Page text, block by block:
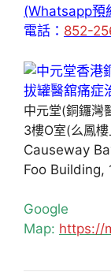
(Whatsapp預
電話： 852-
中元堂(銅鑼灣
3樓O室(么鳳樓
Causeway
Foo Building,
Google
Map: https://